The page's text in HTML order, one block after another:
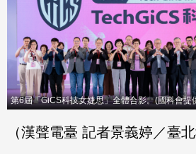
第6屆「GiCS科技女婕思」全體合影。(國科會提
（漢聲電臺 記者景義婷／臺北